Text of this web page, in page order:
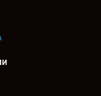
г. Киров
Петербург